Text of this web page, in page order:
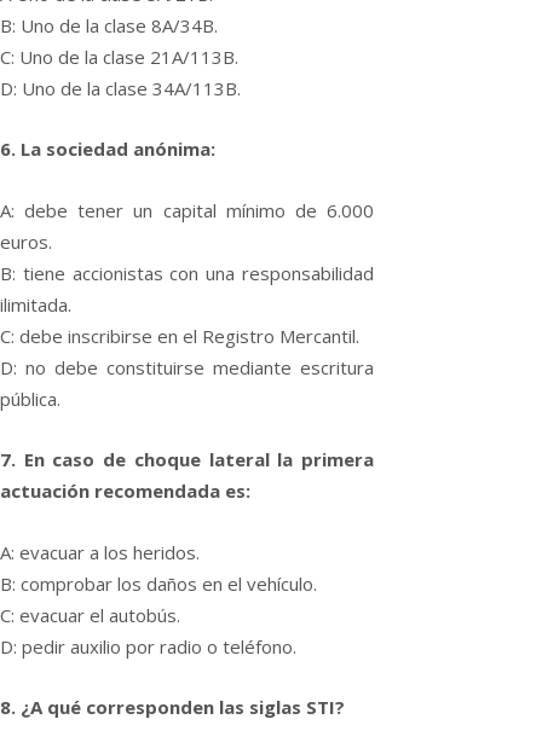
B: Uno de la clase 8A/34B.
C: Uno de la clase 21A/113B.
D: Uno de la clase 34A/113B.
6. La sociedad anónima:
A: debe tener un capital mí­nimo de 6.000
euros.
B: tiene accionistas con una responsabilidad
ilimitada.
C: debe inscribirse en el Registro Mercantil.
D: no debe constituirse mediante escritura
pública.
7. En caso de choque lateral la primera
actuación recomendada es:
A: evacuar a los heridos.
B: comprobar los daños en el vehí­culo.
C: evacuar el autobús.
D: pedir auxilio por radio o teléfono.
8. ¿A qué corresponden las siglas STI?